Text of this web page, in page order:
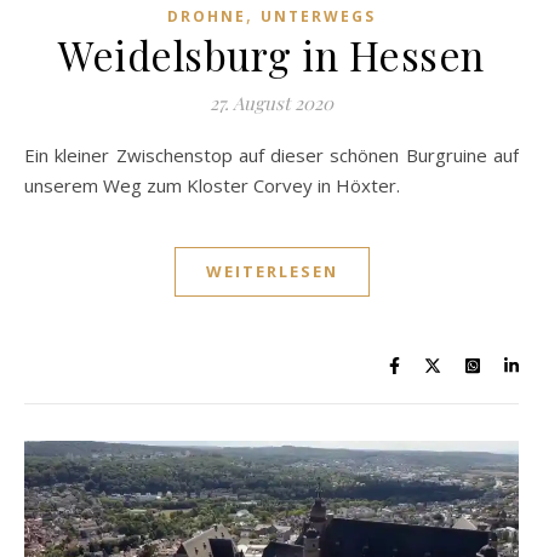
DROHNE , UNTERWEGS
Weidelsburg in Hessen
27. August 2020
Ein kleiner Zwischenstop auf dieser schönen Burgruine auf
unserem Weg zum Kloster Corvey in Höxter.
WEITERLESEN